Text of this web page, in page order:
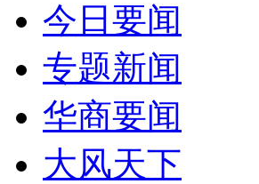
今日要闻
专题新闻
华商要闻
大风天下